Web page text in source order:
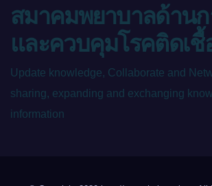
สมาคมพยาบาลด้าน
และควบคุมโรคติดเชื้
Update knowledge, Collaborate and
sharing, expanding and exchanging
information